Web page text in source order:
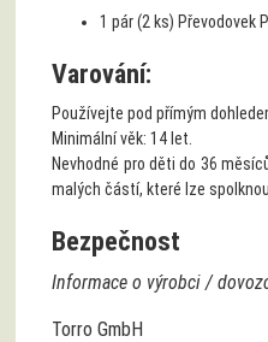
1 pár (2 ks) Převodovek
Varování:
Používejte pod přímým
Minimální věk: 14 let.
Nevhodné pro děti do 36
malých částí, které lze
Bezpečnost
Informace o výrobci /
Torro GmbH